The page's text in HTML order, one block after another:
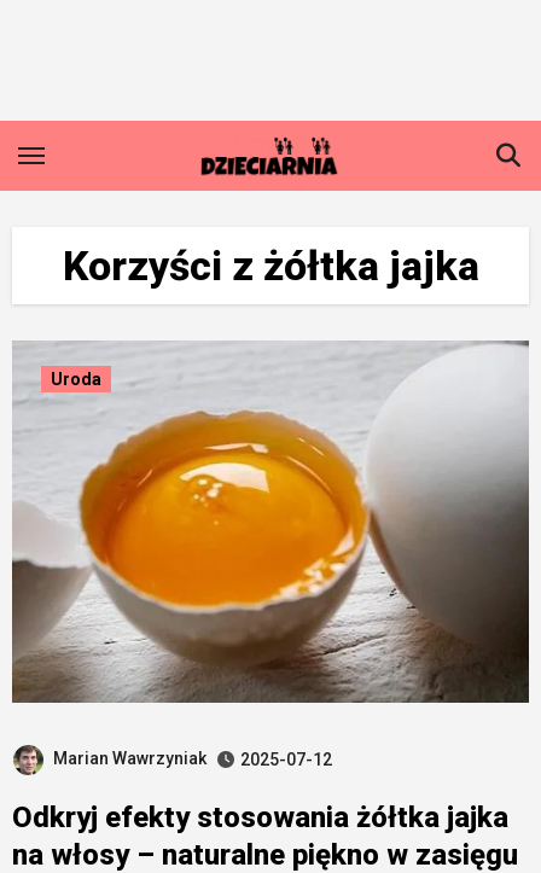
Korzyści z żółtka jajka
Uroda
Marian Wawrzyniak 2025-07-12
Odkryj efekty stosowania żółtka jajka
na włosy – naturalne piękno w zasięgu